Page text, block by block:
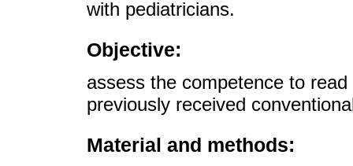
with pediatricians.
Objective:
assess the competence to
previously received
Material and methods: